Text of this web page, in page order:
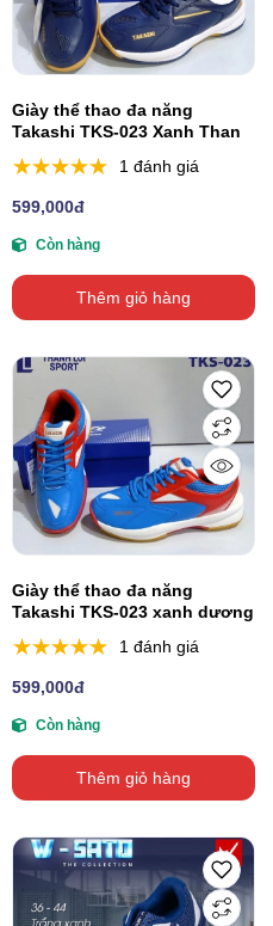
Giày thể thao đa năng
Takashi TKS-023 Xanh Than
1 đánh giá
599,000đ
Còn hàng
Thêm giỏ hàng
Giày thể thao đa năng
Takashi TKS-023 xanh dương
1 đánh giá
599,000đ
Còn hàng
Thêm giỏ hàng